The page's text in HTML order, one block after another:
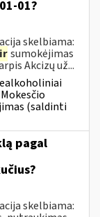
01?
skelbiama:
irsumokėjimas
Akcizų už...
(saldinti
pagal
skelbiama: